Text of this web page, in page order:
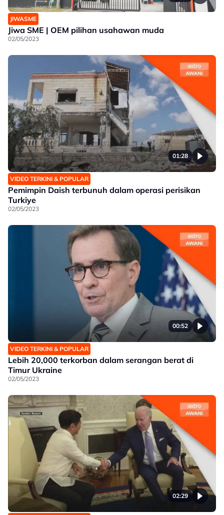
JIWASME
Jiwa SME | OEM pilihan usahawan muda
02/05/2023
01:28
VIDEO TERKINI & POPULAR
Pemimpin Daish terbunuh dalam operasi perisikan
Turkiye
02/05/2023
00:52
VIDEO TERKINI & POPULAR
Lebih 20,000 terkorban dalam serangan berat di
Timur Ukraine
02/05/2023
02:29